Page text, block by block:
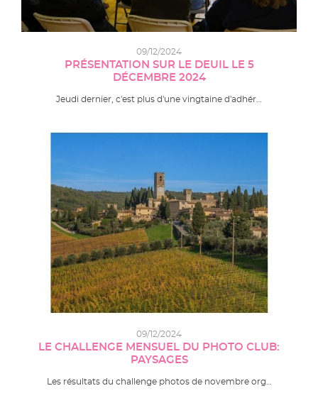
09/12/2024
PRÉSENTATION SUR LE DEUIL LE 5
DÉCEMBRE 2024
Jeudi dernier, c'est plus d'une vingtaine d'adhér…
09/12/2024
LE CHALLENGE MENSUEL DU PHOTO CLUB:
PAYSAGES
Les résultats du challenge photos de novembre org…